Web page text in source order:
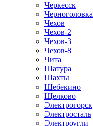
Черкесск
Черноголовка
Чехов
Чехов-2
Чехов-3
Чехов-8
Чита
Шатура
Шахты
Шебекино
Щелково
Электрогорск
Электросталь
Электроугли